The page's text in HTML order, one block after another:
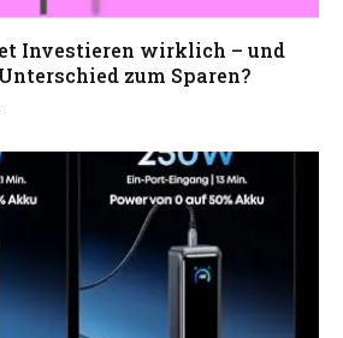
Investieren wirklich – und
zum Sparen?